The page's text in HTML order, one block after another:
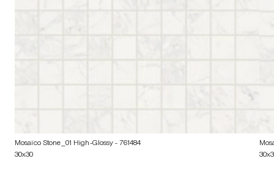
Mosaico Stone_01 High-Glossy - 761484
30x30